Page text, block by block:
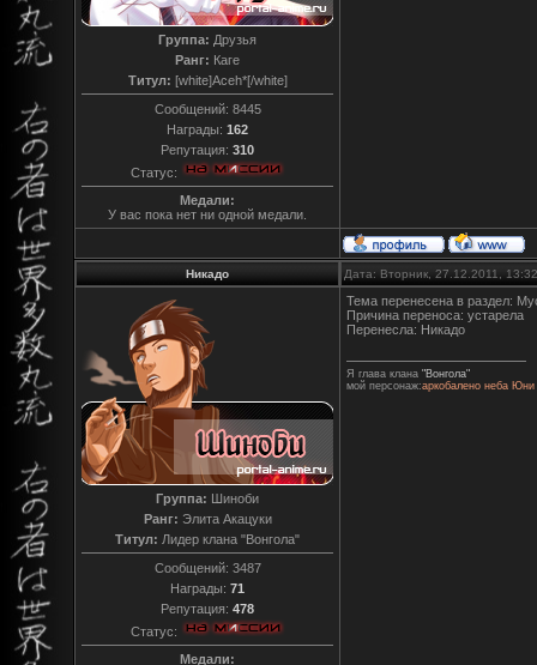
Группа: Друзья
Ранг: Каге
Титул: [white]Aceh*[/white]
Сообщений: 8445
Награды: 162
Репутация: 310
Статус:
Медали:
У вас пока нет ни одной медали.
Никадо Дата: Вторник, 27.12.2011,
Группа: Шиноби
Ранг: Элита Акацуки
Титул: Лидер клана "Вонгола"
Сообщений: 3487
Награды: 71
Репутация: 478
Статус:
Медали:
Тема перенесена в раздел:
Причина переноса: устарела
Перенесла: Никадо
Я глава клана "Вонгола"
мой персонаж:аркобалено неба Юни